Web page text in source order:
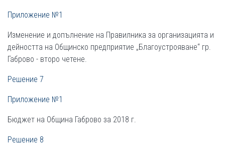
Приложение №1
Изменение и допълнение на Правилника за организацията и
дейността на Общинско предприятие „Благоустрояване“ гр.
Габрово - второ четене.
Решение 7
Приложение №1
Бюджет на Община Габрово за 2018 г.
Решение 8